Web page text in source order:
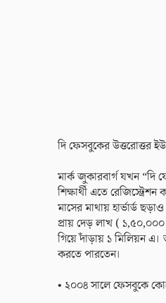
দি ফেসবুকের উত্তরোত্তর
মার্ক জুকারবার্গ যখন “দি
শিক্ষার্থী এতে
মাসের মাথায় হার্ভার্ড
প্রায় দেড় লাখ (
গিয়ে দাঁড়ায় ১ মিলিয়ন
করতে পারতেন।
• ২০০৪ সালে ফেসবুকে